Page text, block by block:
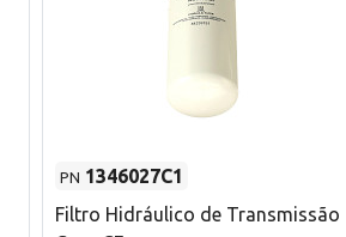
PN 1346027C1
Filtro Hidráulico de Transmissão